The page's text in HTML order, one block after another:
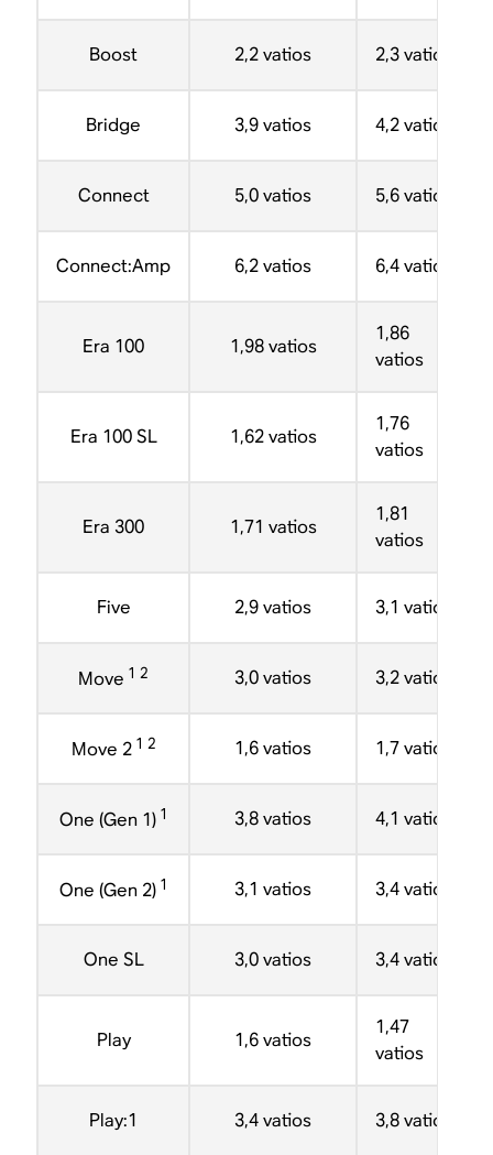
Boost 2,2 vatios 2,3 vatios
Bridge 3,9 vatios 4,2 vatios
Connect 5,0 vatios 5,6 vatios
Connect:Amp 6,2 vatios 6,4 vatios
Era 100 1,98 vatios
1,86
vatios
Era 100 SL 1,62 vatios
1,76
vatios
Era 300 1,71 vatios
1,81
vatios
Five 2,9 vatios 3,1 vatios
Move 1 2 3,0 vatios 3,2 vatios
Move 21 2 1,6 vatios 1,7 vatios
One (Gen 1)1 3,8 vatios 4,1 vatios
One (Gen 2)1 3,1 vatios 3,4 vatios
One SL 3,0 vatios 3,4 vatios
Play 1,6 vatios
1,47
vatios
Play:1 3,4 vatios 3,8 vatios